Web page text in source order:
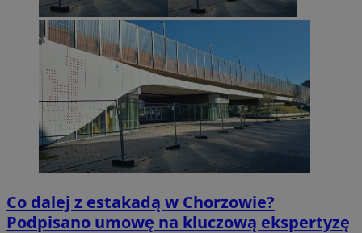
Co dalej z estakadą w Chorzowie?
Podpisano umowę na kluczową ekspertyzę